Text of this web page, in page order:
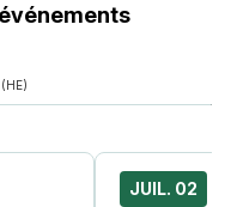
JUIL. 02